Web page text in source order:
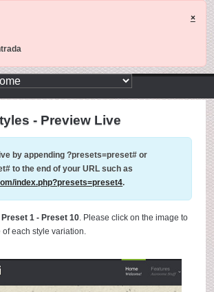
×
- Preview Live
by appending?presets=preset# or
to the end of your URL such as
index.php?presets=preset4.
Preset 1 - Preset 10. Please click on the image to
of each style variation.